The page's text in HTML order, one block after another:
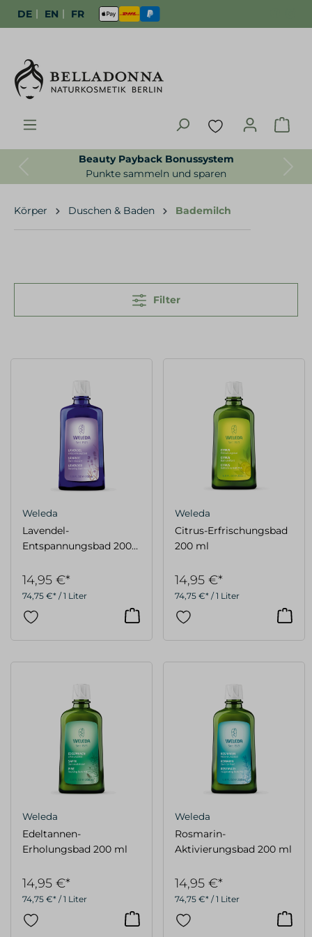
DE | EN | FR
Beauty Payback Bonussystem
Punkte sammeln und sparen
Previous Next
Körper Duschen & Baden Bademilch
Filter
Weleda
Lavendel-
Entspannungsbad 200
74,75 €* / 1 Liter
14,95 €*
Weleda
Citrus-Erfrischungsbad
200 ml
74,75 €* / 1 Liter
14,95 €*
Weleda
Edeltannen-
Erholungsbad 200 ml
74,75 €* / 1 Liter
14,95 €*
Weleda
Rosmarin-
Aktivierungsbad 200 ml
74,75 €* / 1 Liter
14,95 €*